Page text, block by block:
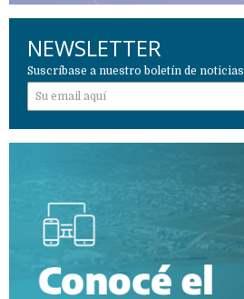
NEWSLETTER
Suscríbase a nuestro boletín de noticias